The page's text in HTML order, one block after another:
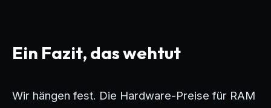
Ein Fazit, das wehtut
Wir hängen fest. Die Hardware-Preise für RAM